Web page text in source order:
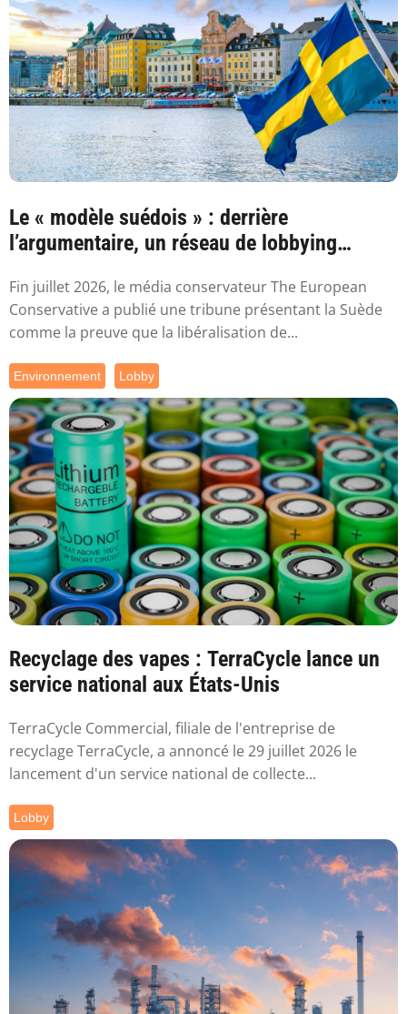
Le « modèle suédois » : derrière
l’argumentaire, un réseau de lobbying
Fin juillet 2026, le média conservateur The European
Conservative a publié une tribune présentant la Suède
comme la preuve que la libéralisation de...
Environnement Lobby
Recyclage des vapes : TerraCycle lance un
service national aux États-Unis
TerraCycle Commercial, filiale de l'entreprise de
recyclage TerraCycle, a annoncé le 29 juillet 2026 le
lancement d'un service national de collecte...
Lobby